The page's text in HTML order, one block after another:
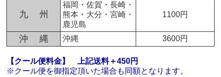
九 州
福岡・佐賀・長崎・
熊本・大分・宮崎・
鹿児島
1100円
沖 縄 沖縄 3600円
【クール便料金】
上記送料＋450円
※クール便を御指定頂いた場合も同額となります。